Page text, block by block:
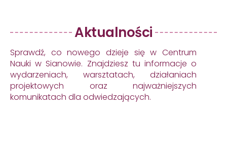
Aktualności
Sprawdź, co nowego dzieje się w Centrum
Nauki w Sianowie. Znajdziesz tu informacje o
wydarzeniach, warsztatach, działaniach
projektowych oraz najważniejszych
komunikatach dla odwiedzających.